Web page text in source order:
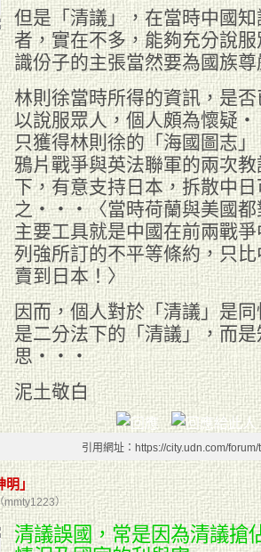
但是「清議」，在當時中國
者，實在不多，能夠充分說
識份子的主張當然要為國族
林則徐當時所得的資訊，是
以說服眾人，個人頗為懷疑
只獲得林則徐的「海國圖志
鴉片戰爭與英法聯軍的兩次
下，有意支持日本，拆散中
之‧‧‧〈當時荷蘭與美國都
主要工具就是中國在前兩戰
列強所訂的不平等條約，只
賣到日本！〉
因而，個人對於「清議」是
是二分法下的「清議」，而
思‧‧‧
泥土敬白
引用網址：https://city.udn.com/
明」
mmty1223）
清議誤國，常是因為清議搶